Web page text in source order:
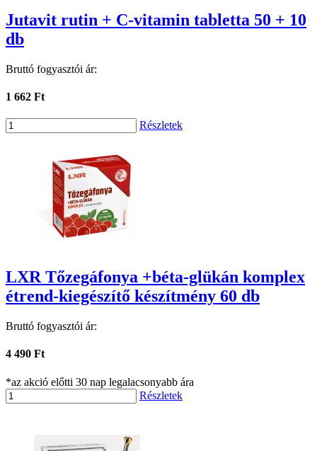
Jutavit rutin + C-vitamin tabletta 50 + 10
db
Bruttó fogyasztói ár:
1 662 Ft
Részletek
LXR Tőzegáfonya +béta-glükán komplex
étrend-kiegészítő készítmény 60 db
Bruttó fogyasztói ár:
4 490 Ft
*az akció előtti 30 nap legalacsonyabb ára
Részletek